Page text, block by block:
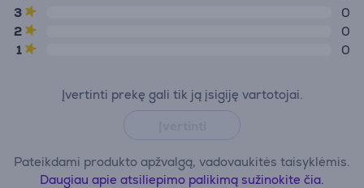
3
0
2
0
1
0
Įvertinti prekę gali tik ją įsigiję vartotojai.
Pateikdami produkto apžvalgą, vadovaukitės taisyklėmis.
Daugiau apie atsiliepimo palikimą sužinokite čia.